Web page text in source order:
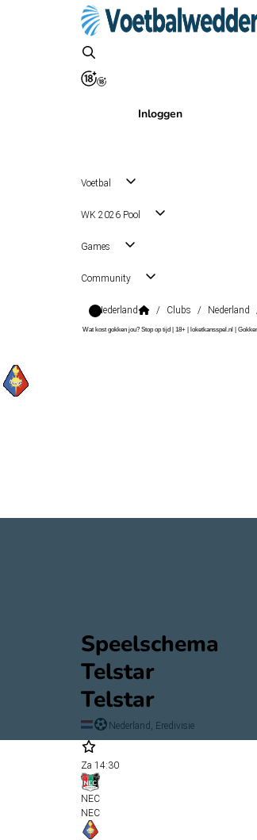
Inloggen
Voetbal
WK 2026 Pool
Games
Community
Nederland / Clubs / Nederland
Wat kost gokken jou? Stop op tijd | 18+ | loketkansspel.nl |
Speelschema
Telstar
Telstar
Nederland, Eredivisie
Za 14:30
NEC
NEC